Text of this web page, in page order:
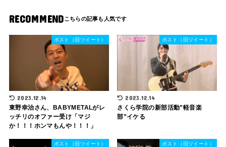
RECOMMEND
ポスト（旧ツイート）
2023.12.14
東野幸治さん、BABYMETALがレ
ッチリのオファー受け「マジ
か！！！ホンマもんや！！！」
ポスト（旧ツイート）
2023.12.14
さくら学院の新部活動”軽音楽
部”イケる
ポスト（旧ツイート） ポスト（旧ツイート）